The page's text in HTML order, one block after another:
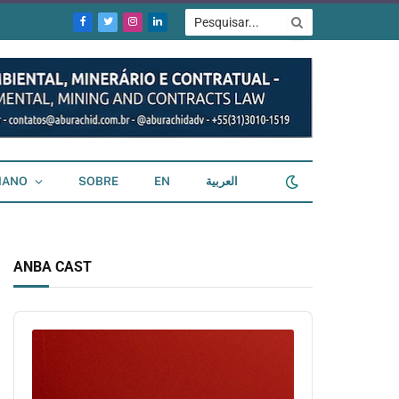
Facebook
TwitterInstagram
LinkedIn
SOBRE EN العربية
ANBA CAST
Audio
Player